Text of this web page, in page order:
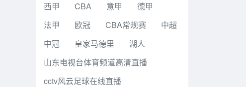
西甲
CBA 意甲
德甲
法甲
欧冠 CBA常规赛
中超
中冠
皇家马德里
湖人
山东电视台体育频道高清直播
cctv风云足球在线直播